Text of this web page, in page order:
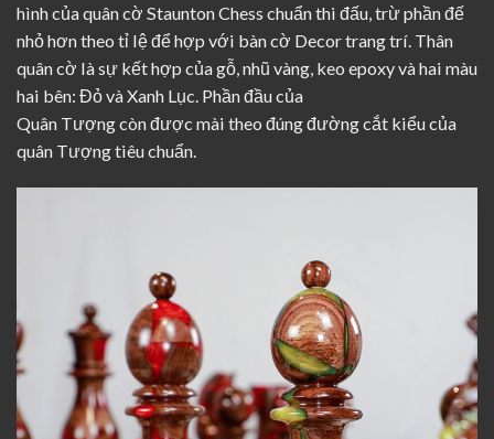
hình của quân cờ Staunton Chess chuẩn thi đấu, trừ phần đế
nhỏ hơn theo tỉ lệ để hợp với bàn cờ Decor trang trí. Thân
quân cờ là sự kết hợp của gỗ, nhũ vàng, keo epoxy và hai màu
hai bên: Đỏ và Xanh Lục. Phần đầu của
Quân Tượng còn được mài theo đúng đường cắt kiểu của
quân Tượng tiêu chuẩn.